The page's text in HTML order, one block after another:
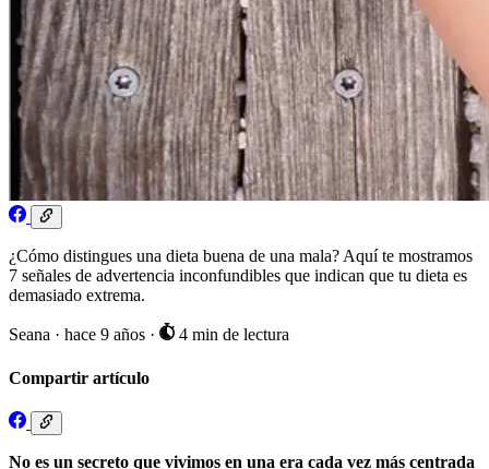
¿Cómo distingues una dieta buena de una mala? Aquí te mostramos
7 señales de advertencia inconfundibles que indican que tu dieta es
demasiado extrema.
Seana · hace 9 años · 4 min de lectura
Compartir artículo
No es un secreto que vivimos en una era cada vez más centrada